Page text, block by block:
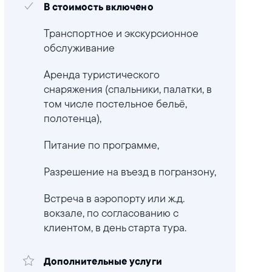
В стоимость включено
Транспортное и экскурсионное
обслуживание
Аренда туристического
снаряжения (спальники, палатки, в
том числе постельное бельё,
полотенца),
Питание по программе,
Разрешение на въезд в погранзону,
Встреча в аэропорту или ж.д.
вокзале, по согласованию с
клиентом, в день старта тура.
Дополнительные услуги